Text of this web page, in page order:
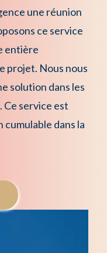
une réunion
ce service
entière
projet. Nous nous
solution dans les
Ce service est
dans la